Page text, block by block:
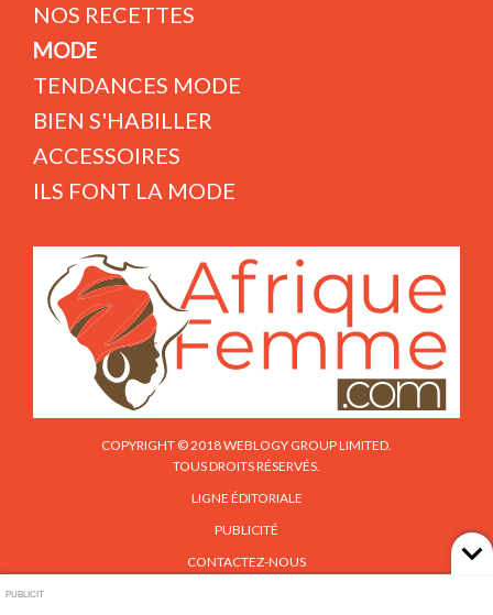
NOS RECETTES
MODE
TENDANCES MODE
BIEN S'HABILLER
ACCESSOIRES
ILS FONT LA MODE
COPYRIGHT © 2018 WEBLOGY GROUP LIMITED.
TOUS DROITS RÉSERVÉS.
LIGNE ÉDITORIALE
PUBLICITÉ
CONTACTEZ-NOUS
PUBLICIT